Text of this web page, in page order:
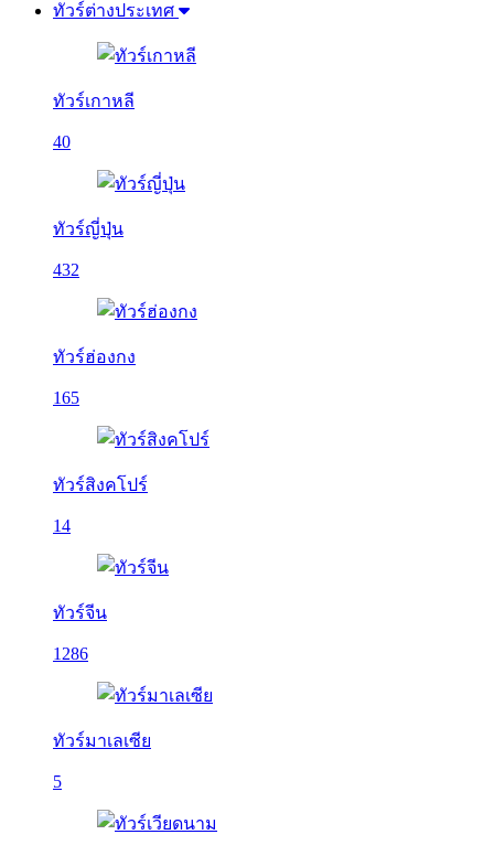
ทัวร์ต่างประเทศ
ทัวร์เกาหลี
40
ทัวร์ญี่ปุ่น
432
ทัวร์ฮ่องกง
165
ทัวร์สิงคโปร์
14
ทัวร์จีน
1286
ทัวร์มาเลเซีย
5